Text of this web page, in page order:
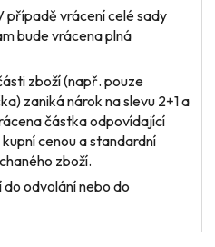
případě vrácenícelé sady
bude vrácena plná
zboží(např. pouze
zaniká nárok na slevu 2+1 a
částka odpovídající
cenou a standardní
zboží.
odvolání nebo do